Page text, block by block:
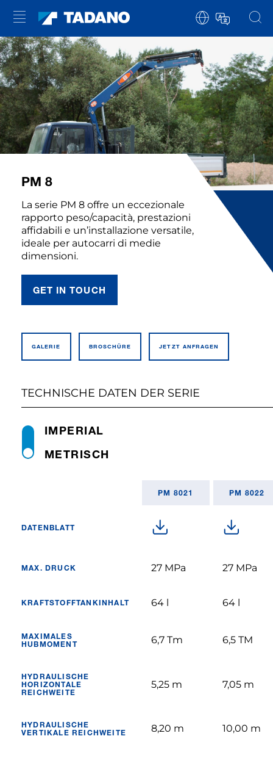
PM 8
La serie PM 8 offre un eccezionale
rapporto peso/capacità, prestazioni
affidabili e un’installazione versatile,
ideale per autocarri di medie
dimensioni.
GET IN TOUCH
GALERIE BROSCHÜRE JETZT ANFRAGEN
TECHNISCHE DATEN DER SERIE
METRISCH
IMPERIAL
PM 8021 PM 8022
DATENBLATT
MAX. DRUCK 27 MPa 27 MPa
KRAFTSTOFFTANKINHALT 64 l 64 l
MAXIMALES
HUBMOMENT
6,7 Tm 6,5 TM
HYDRAULISCHE
HORIZONTALE
REICHWEITE
5,25 m 7,05 m
HYDRAULISCHE
VERTIKALE REICHWEITE
8,20 m 10,00 m